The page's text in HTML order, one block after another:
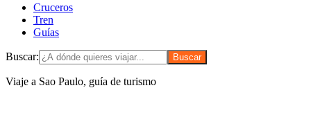
Cruceros
Tren
Guías
Buscar:
Viaje a Sao Paulo, guía de turismo